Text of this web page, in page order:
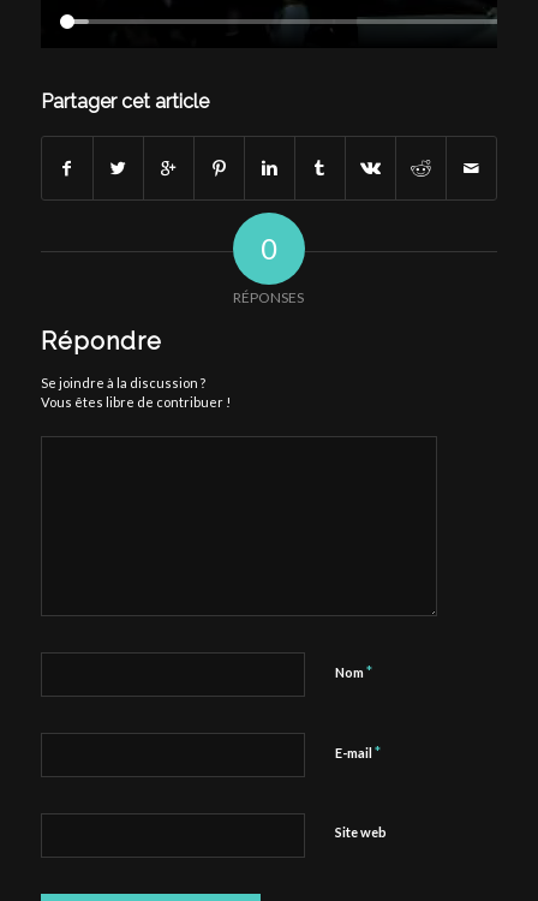
Partager cet article
0
RÉPONSES
Répondre
Se joindre à la discussion ?
Vous êtes libre de contribuer !
Nom*
E-mail*
Site web